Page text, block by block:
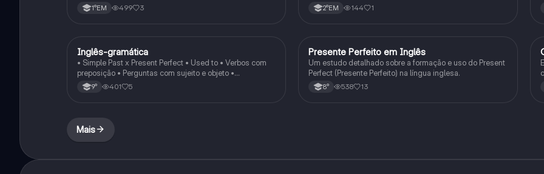
1°EM 499 3 2°EM 144 1
Inglês
Inglês-gramática
• Simple Past x Present Perfect • Used to • Verbos com
preposição • Perguntas com sujeito e objeto •
Substantivos contáveis e incontáveis • Quantificadores
(some, any, much, many…) • Adjetivos extremos
9° 401 5
Inglês
Presente Perfeito em Inglês
Um estudo detalhado sobre a formação e uso do Present
Perfect (Presente Perfeito) na língua inglesa.
8° 538 13
Mais